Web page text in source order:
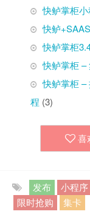
快鲈掌柜
快鲈
快鲈掌柜
快鲈掌柜 –
快鲈掌柜 –
程 (3)
喜
发布 小程序
限时抢购
集卡